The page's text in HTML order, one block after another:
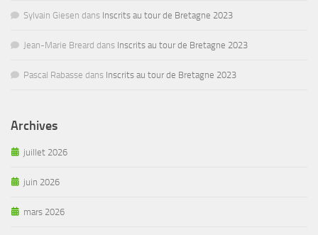
Sylvain Giesen dans Inscrits au tour de Bretagne 2023
Jean-Marie Breard dans Inscrits au tour de Bretagne 2023
Pascal Rabasse dans Inscrits au tour de Bretagne 2023
Archives
juillet 2026
juin 2026
mars 2026